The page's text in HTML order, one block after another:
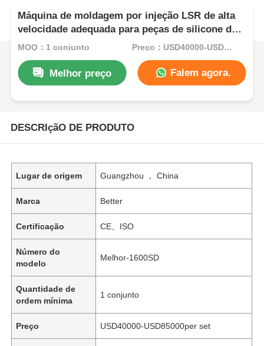
Máquina de moldagem por injeção LSR de alta
velocidade adequada para peças de silicone de
produtos para bebês
MOQ：1 conjunto Preço：USD40000-USD85000per set
Melhor preço Falem agora.
DESCRIçãO DE PRODUTO
Lugar de origem Guangzhou ， China
Marca Better
Certificação CE、ISO
Número do
modelo
Melhor-1600SD
Quantidade de
ordem mínima
1 conjunto
Preço USD40000-USD85000per set